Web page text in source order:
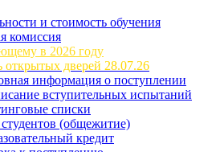
и стоимость обучения
комиссия
в 2026 году
открытых дверей 28.07.26
информация о поступлении
вступительных испытаний
списки
(общежитие)
кредит